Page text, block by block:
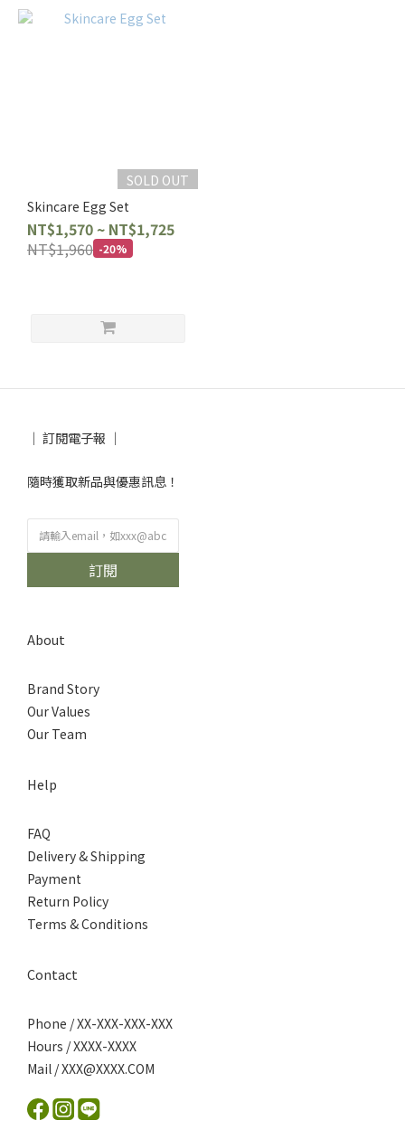
SOLD OUT
Skincare Egg Set
NT$1,570 ~ NT$1,725
NT$1,960 -20%
│ 訂閱電子報 │
隨時獲取新品與優惠訊息！
訂閱
About
Brand Story
Our Values
Our Team
Help
FAQ
Delivery & Shipping
Payment
Return Policy
Terms & Conditions
Contact
Phone / XX-XXX-XXX-XXX
Hours / XXXX-XXXX
Mail / XXX@XXXX.COM